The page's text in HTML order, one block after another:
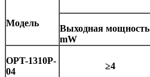
Модель
Выходная мощность
mW
OPT-1310P-
04
≥4